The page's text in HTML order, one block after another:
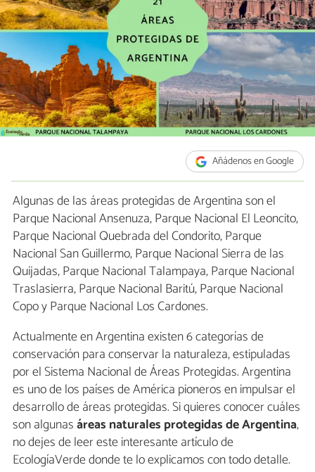
Añádenos en Google
Algunas de las áreas protegidas de Argentina son el
Parque Nacional Ansenuza, Parque Nacional El Leoncito,
Parque Nacional Quebrada del Condorito, Parque
Nacional San Guillermo, Parque Nacional Sierra de las
Quijadas, Parque Nacional Talampaya, Parque Nacional
Traslasierra, Parque Nacional Baritú, Parque Nacional
Copo y Parque Nacional Los Cardones.
Actualmente en Argentina existen 6 categorías de
conservación para conservar la naturaleza, estipuladas
por el Sistema Nacional de Áreas Protegidas. Argentina
es uno de los países de América pioneros en impulsar el
desarrollo de áreas protegidas. Si quieres conocer cuáles
son algunasáreas naturales protegidas de Argentina,
no dejes de leer este interesante artículo de
EcologíaVerde donde te lo explicamos con todo detalle.